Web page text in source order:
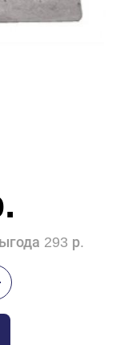
293 р.